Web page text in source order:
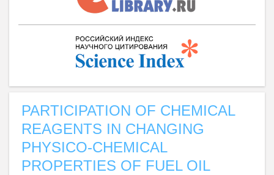
PARTICIPATION OF CHEMICAL
REAGENTS IN CHANGING
PHYSICO-CHEMICAL
PROPERTIES OF FUEL OIL